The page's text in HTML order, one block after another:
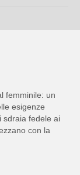
femminile: un
esigenze
sdraia fedele ai
con la